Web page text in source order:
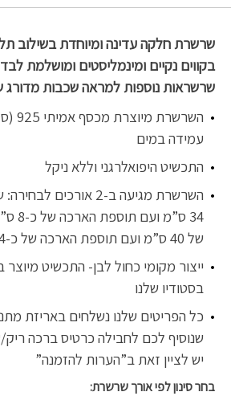
שרשרת חלקה עדינה ומיוחדת בשילוב
בקווים נקיים ומינמליסטים ומושלמת
שרשראות נוספות למראה שכבות מדורג
עמידה במים
התכשיט היפואלרגני וללא ניקל
השרשרת מגיעה ב-2
34
של 40 ס”מ ועם תוספת הארכה של כ-4 ס”מ
ייצור מקומי כחול לבן- התכשיט
בסטודיו שלנו
כל הפריטים שלנו נשלחים באריזת
שנוסיף לכם לחבילה כרטיס ברכה
יש לציין זאת ב”הערות להזמנה”
בחר סינון לפי אורך שרשרת